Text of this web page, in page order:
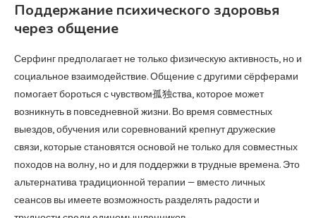
Поддержание психического здоровья
через общение
Серфинг предполагает не только физическую активность, но и
социальное взаимодействие. Общение с другими сёрферами
помогает бороться с чувством孤独ства, которое может
возникнуть в повседневной жизни. Во время совместных
выездов, обучения или соревнований крепнут дружеские
связи, которые становятся основой не только для совместных
походов на волну, но и для поддержки в трудные времена. Это
альтернатива традиционной терапии — вместо личных
сеансов вы имеете возможность разделять радости и